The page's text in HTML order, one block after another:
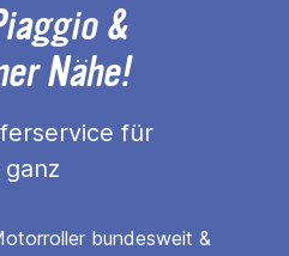
&
Nähe!
für
bundesweit &